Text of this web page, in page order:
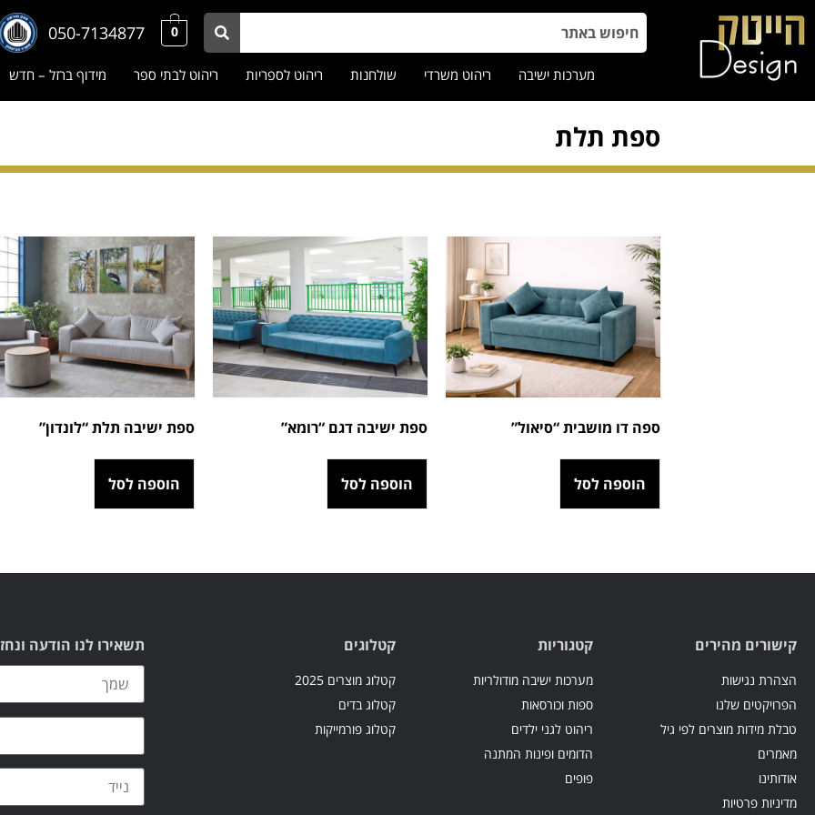
0
050-7134877
מערכות ישיבה ריהוט משרדי שולחנות ריהוט לספריות ריהוט לבתי ספר מידוף ברזל – חדש
ספת תלת
ספה דו מושבית “סיאול”
הוספה לסל
ספת ישיבה דגם “רומא”
הוספה לסל
ספת ישיבה תלת “לונדון”
הוספה לסל
קישורים מהירים
הצהרת נגישות
הפרויקטים שלנו
טבלת מידות מוצרים לפי גיל
מאמרים
אודותינו
מדיניות פרטיות
קטגוריות
מערכות ישיבה מודולריות
ספות וכורסאות
ריהוט לגני ילדים
הדומים ופינות המתנה
פופים
קטלוגים
קטלוג מוצרים 2025
קטלוג בדים
קטלוג פורמייקות
תשאירו לנו הודעה